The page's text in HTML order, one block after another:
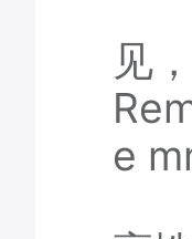
见
e